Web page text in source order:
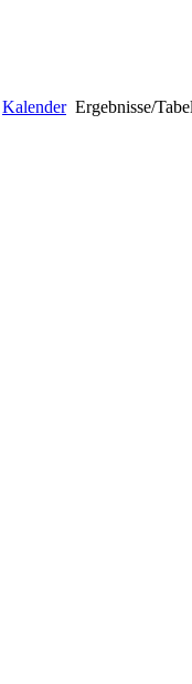
KalenderErgebnisse/